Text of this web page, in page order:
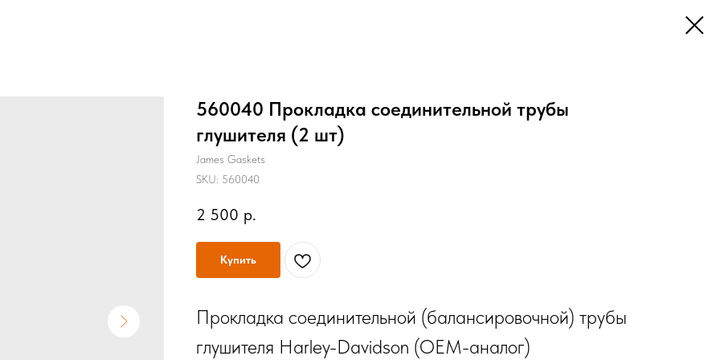
560040 Прокладка соединительной трубы
глушителя (2 шт)
James Gaskets
SKU: 560040
2 500 р.
Купить
Прокладка соединительной (балансировочной) трубы
глушителя Harley-Davidson (OEM-аналог)